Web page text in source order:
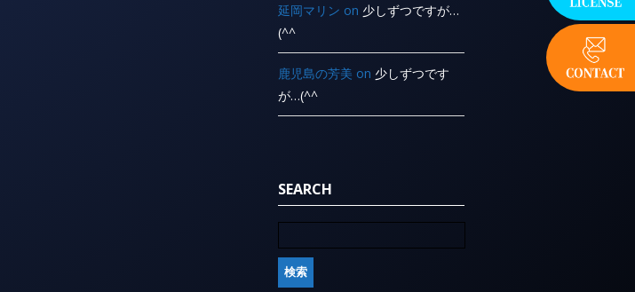
延岡マリン on 少しずつですが…
(^^ ゞ
鹿児島の芳美 on 少しずつです
が…(^^ ゞ
SEARCH